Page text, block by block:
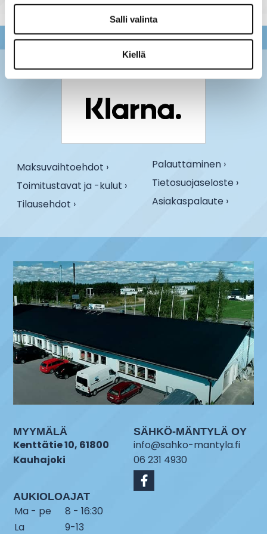
Salli valinta
Kiellä
Maksuvaihtoehdot ›
Toimitustavat ja -kulut ›
Tilausehdot ›
Palauttaminen ›
Tietosuojaseloste ›
Asiakaspalaute ›
MYYMÄLÄ
Kenttätie 10, 61800
Kauhajoki
AUKIOLOAJAT
Ma - pe
8 - 16:30
La
9-13
SÄHKÖ-MÄNTYLÄ OY
info@sahko-mantyla.fi
06 231 4930